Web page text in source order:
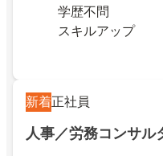
学歴不問
スキルアップ
新着正社員
人事／労務コンサル